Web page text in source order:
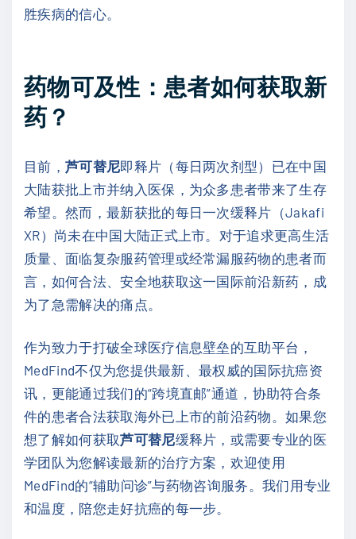
胜疾病的信心。
药物可及性：患者如何获取新
药？
目前， 芦可替尼即释片（每日两次剂型）已在中国
大陆获批上市并纳入医保，为众多患者带来了生存
希望。然而，最新获批的每日一次缓释片（Jakafi
XR）尚未在中国大陆正式上市。对于追求更高生活
质量、面临复杂服药管理或经常漏服药物的患者而
言，如何合法、安全地获取这一国际前沿新药，成
为了急需解决的痛点。
作为致力于打破全球医疗信息壁垒的互助平台，
MedFind不仅为您提供最新、最权威的国际抗癌资
讯，更能通过我们的“跨境直邮”通道，协助符合条
件的患者合法获取海外已上市的前沿药物。如果您
想了解如何获取芦可替尼缓释片，或需要专业的医
学团队为您解读最新的治疗方案，欢迎使用
MedFind的“辅助问诊”与药物咨询服务。我们用专业
和温度，陪您走好抗癌的每一步。